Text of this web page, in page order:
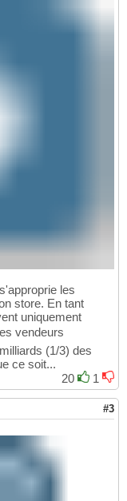
les
store. En tant
uniquement
vendeurs
(1/3) des
ce soit...
20
1
#3